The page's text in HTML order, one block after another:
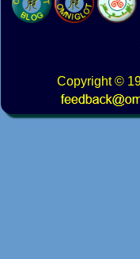
Copyright©